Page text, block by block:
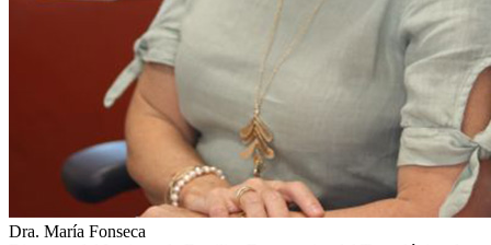
Dra. María Fonseca